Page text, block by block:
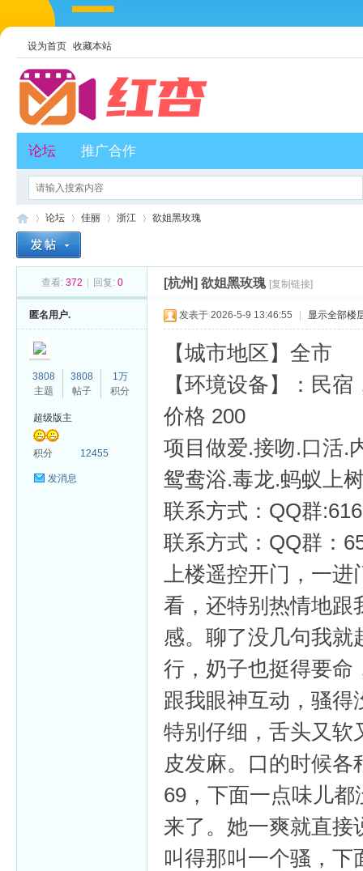
设为首页 收藏本站
论坛 推广合作
论坛
›
佳丽
›
浙江 欲姐黑玫瑰
查看: 372 回复: 0 [杭州]欲姐黑玫瑰 [复制链接]
匿名用户.
3808
主题
3808
帖子
1万
积分
超级版主
积分 12455
发消息
发表于 2026-5-9 13:46:55 显示全部楼
【城市地区】全市
【环境设备】：民
价格 200
项目做爱.接吻.口活.
鸳鸯浴.毒龙.蚂蚁上
联系方式：QQ群
联系方式：QQ群：
上楼遥控开门，一进
看，还特别热情地跟
感。聊了没几句我就
行，奶子也挺得要命
跟我眼神互动，骚
特别仔细，舌头又软
皮发麻。口的时候
69，下面一点味儿
来了。她一爽就直接
叫得那叫一个骚，